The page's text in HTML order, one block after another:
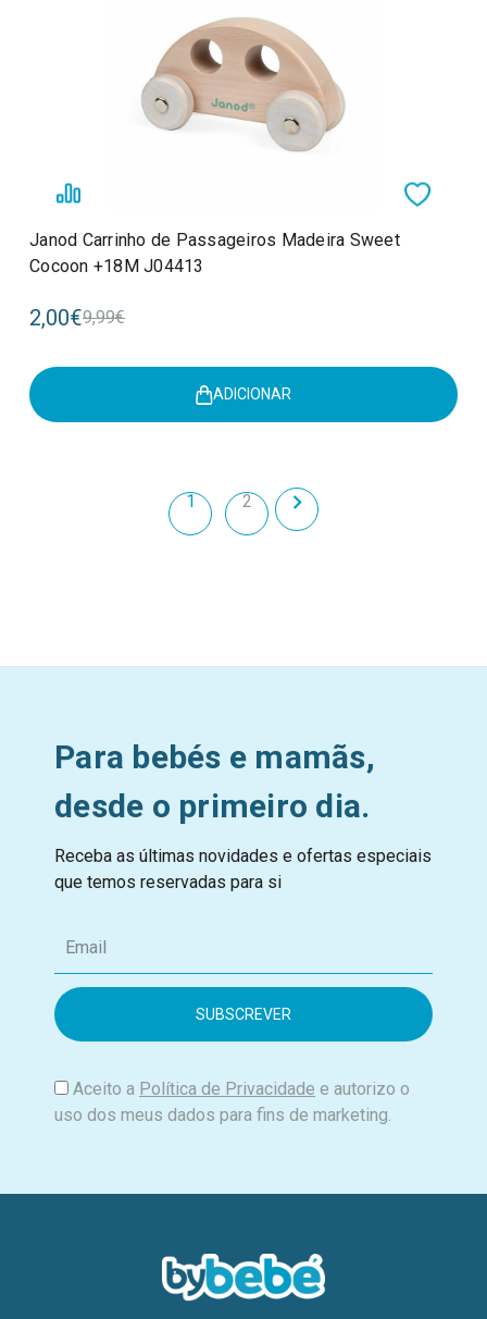
Janod Carrinho de Passageiros Madeira Sweet
Cocoon +18M J04413
2,00€9,99€
ADICIONAR
1 2
Para bebés e mamãs,
desde o primeiro dia.
Receba as últimas novidades e ofertas especiais
que temos reservadas para si
m
i
Aceito a Política de Privacidade e autorizo o
uso dos meus dados para fins de marketing.